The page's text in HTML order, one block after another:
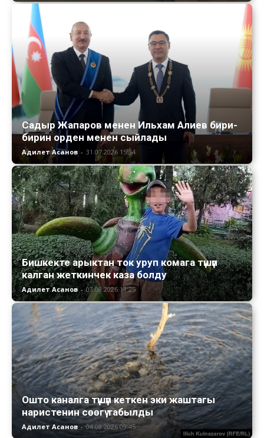
Садыр Жапаров менен Ильхам Алиев бири-
бирин орден менен сыйлады
Адилет Асанов - 31.07.2026 15:34
Бишкекте арыктан ток уруп комага түшүп
калган жеткинчек каза болду
Адилет Асанов - 03.08.2026 11:25
Ошто каналга түшүп кеткен эки жаштагы
наристенин сөөгү табылды
Адилет Асанов - 04.08.2026 09:45